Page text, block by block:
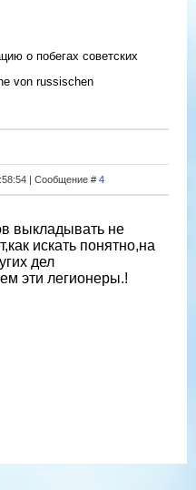
о побегах советских
von russischen
| Сообщение # 4
выкладывать не
искать понятно,на
дел
эти легионеры.!